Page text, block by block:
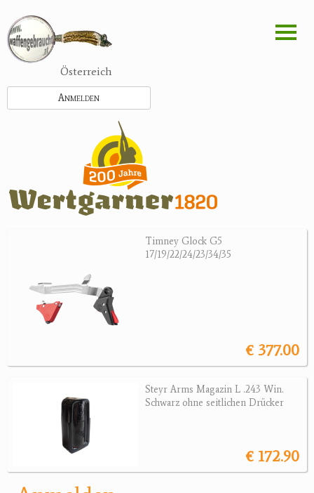
zum
Inhalt
Österreich
Anmelden
Timney Glock G5
17/19/22/24/23/34/35
€ 377.00
Steyr Arms Magazin L .243 Win.
Schwarz ohne seitlichen Drücker
€ 172.90